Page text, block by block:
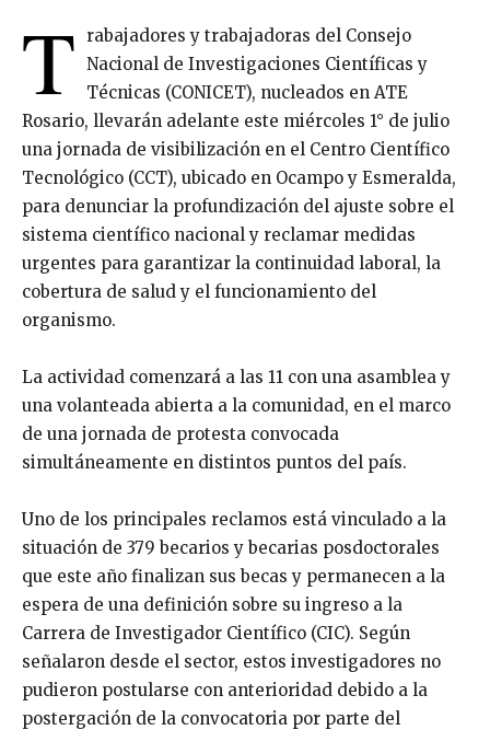
T
rabajadores y trabajadoras del Consejo
Nacional de Investigaciones Científicas y
Técnicas (CONICET), nucleados en ATE
Rosario, llevarán adelante este miércoles 1° de julio
una jornada de visibilización en el Centro Científico
Tecnológico (CCT), ubicado en Ocampo y Esmeralda,
para denunciar la profundización del ajuste sobre el
sistema científico nacional y reclamar medidas
urgentes para garantizar la continuidad laboral, la
cobertura de salud y el funcionamiento del
organismo.
La actividad comenzará a las 11 con una asamblea y
una volanteada abierta a la comunidad, en el marco
de una jornada de protesta convocada
simultáneamente en distintos puntos del país.
Uno de los principales reclamos está vinculado a la
situación de 379 becarios y becarias posdoctorales
que este año finalizan sus becas y permanecen a la
espera de una definición sobre su ingreso a la
Carrera de Investigador Científico (CIC). Según
señalaron desde el sector, estos investigadores no
pudieron postularse con anterioridad debido a la
postergación de la convocatoria por parte del